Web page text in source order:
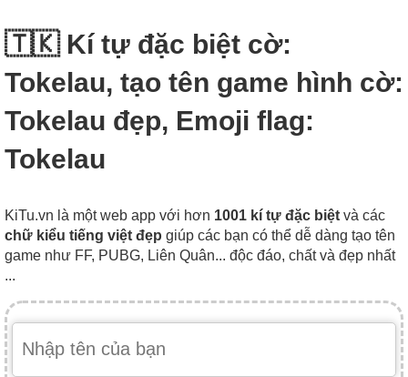
🇹🇰 Kí tự đặc biệt cờ:
Tokelau, tạo tên game hình cờ:
Tokelau đẹp, Emoji flag:
Tokelau
KiTu.vn là một web app với hơn 1001 kí tự đặc biệt và các
chữ kiểu tiếng việt đẹp giúp các bạn có thể dễ dàng tạo tên
game như FF, PUBG, Liên Quân... độc đáo, chất và đẹp nhất
...